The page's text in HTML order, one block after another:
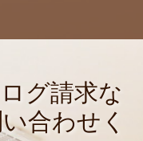
グ請求な
合わせく